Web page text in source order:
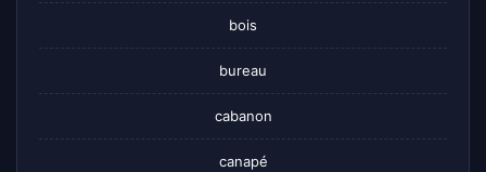
bois
bureau
cabanon
canapé